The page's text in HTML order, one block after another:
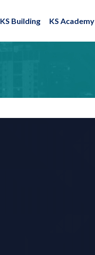
KS Building KS Academy